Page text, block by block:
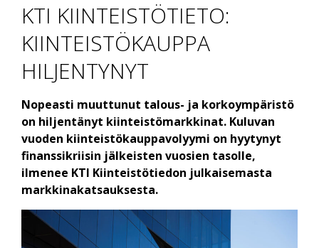
KTI KIINTEISTÖTIETO:
KIINTEISTÖKAUPPA
HILJENTYNYT
Nopeasti muuttunut talous- ja korkoympäristö
on hiljentänyt kiinteistö­markkinat. Kuluvan
vuoden kiinteistökauppa­volyymi on hyytynyt
finanssi­kriisin jälkeisten vuosien tasolle,
ilmenee KTI Kiinteistötiedon julkaisemasta
markkinakatsauksesta.